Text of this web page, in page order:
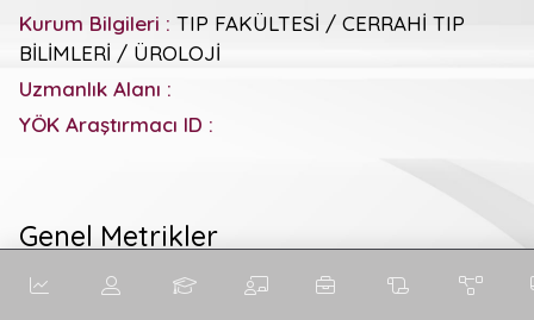
Kurum Bilgileri : TIP FAKÜLTESİ / CERRAHİ TIP
BİLİMLERİ / ÜROLOJİ
Uzmanlık Alanı :
YÖK Araştırmacı ID :
Genel Metrikler